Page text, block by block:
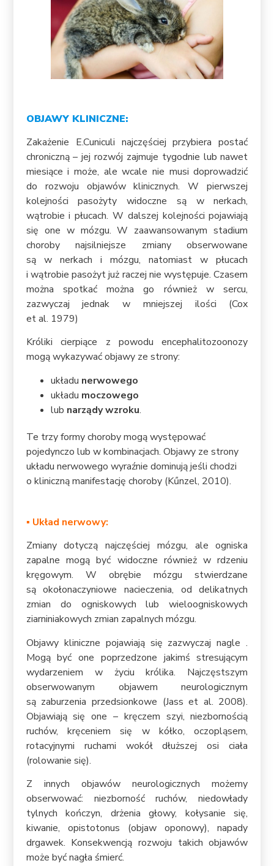
OBJAWY KLINICZNE:
Zakażenie E.Cuniculi najczęściej przybiera postać
chroniczną – jej rozwój zajmuje tygodnie lub nawet
miesiące i może, ale wcale nie musi doprowadzić
do rozwoju objawów klinicznych. W pierwszej
kolejności pasożyty widoczne są w nerkach,
wątrobie i płucach. W dalszej kolejności pojawiają
się one w mózgu. W zaawansowanym stadium
choroby najsilniejsze zmiany obserwowane
są w nerkach i mózgu, natomiast w płucach
i wątrobie pasożyt już raczej nie występuje. Czasem
można spotkać można go również w sercu,
zazwyczaj jednak w mniejszej ilości (Cox
et al. 1979)
Króliki cierpiące z powodu encephalitozoonozy
mogą wykazywać objawy ze strony:
układu nerwowego
układu moczowego
lub narządy wzroku.
Te trzy formy choroby mogą występować
pojedynczo lub w kombinacjach. Objawy ze strony
układu nerwowego wyraźnie dominują jeśli chodzi
o kliniczną manifestację choroby (Kűnzel, 2010).
▪ Układ nerwowy:
Zmiany dotyczą najczęściej mózgu, ale ogniska
zapalne mogą być widoczne również w rdzeniu
kręgowym. W obrębie mózgu stwierdzane
są okołonaczyniowe nacieczenia, od delikatnych
zmian do ogniskowych lub wieloogniskowych
ziarniniakowych zmian zapalnych mózgu.
Objawy kliniczne pojawiają się zazwyczaj nagle .
Mogą być one poprzedzone jakimś stresującym
wydarzeniem w życiu królika. Najczęstszym
obserwowanym objawem neurologicznym
są zaburzenia przedsionkowe (Jass et al. 2008).
Objawiają się one – kręczem szyi, niezbornością
ruchów, kręceniem się w kółko, oczopląsem,
rotacyjnymi ruchami wokół dłuższej osi ciała
(rolowanie się).
Z innych objawów neurologicznych możemy
obserwować: niezborność ruchów, niedowłady
tylnych kończyn, drżenia głowy, kołysanie się,
kiwanie, opistotonus (objaw oponowy), napady
drgawek. Konsekwencją rozwoju takich objawów
może być nagła śmierć.